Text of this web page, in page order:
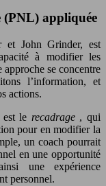
appliquée
et John Grinder, est
à modifier les
approche se concentre
l’information, et
actions.
est le recadrage , qui
pour en modifier la
un coach pourrait
en une opportunité
une expérience
personnel.